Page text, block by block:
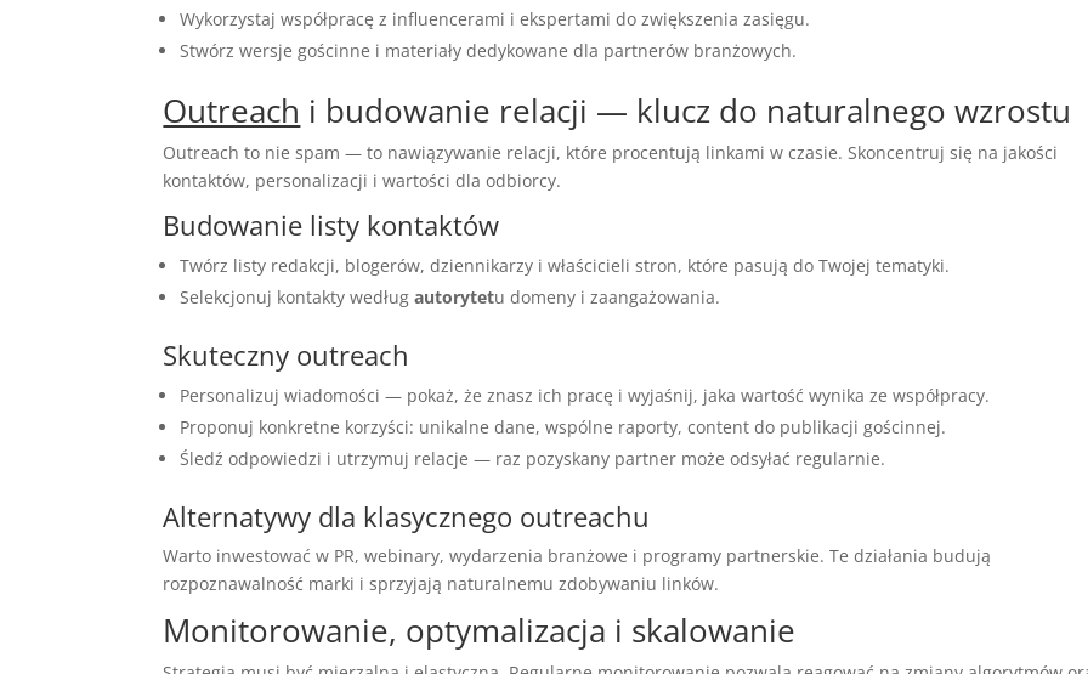
Wykorzystaj współpracę z influencerami i ekspertami do zwiększenia zasięgu.
Stwórz wersje gościnne i materiały dedykowane dla partnerów branżowych.
Outreach i budowanie relacji — klucz do naturalnego wzrostu
Outreach to nie spam — to nawiązywanie relacji, które procentują linkami w czasie. Skoncentruj się na jakości
kontaktów, personalizacji i wartości dla odbiorcy.
Budowanie listy kontaktów
Twórz listy redakcji, blogerów, dziennikarzy i właścicieli stron, które pasują do Twojej tematyki.
Selekcjonuj kontakty wedługautorytetu domeny i zaangażowania.
Skuteczny outreach
Personalizuj wiadomości — pokaż, że znasz ich pracę i wyjaśnij, jaka wartość wynika ze współpracy.
Proponuj konkretne korzyści: unikalne dane, wspólne raporty, content do publikacji gościnnej.
Śledź odpowiedzi i utrzymuj relacje — raz pozyskany partner może odsyłać regularnie.
Alternatywy dla klasycznego outreachu
Warto inwestować w PR, webinary, wydarzenia branżowe i programy partnerskie. Te działania budują
rozpoznawalność marki i sprzyjają naturalnemu zdobywaniu linków.
Monitorowanie, optymalizacja i skalowanie